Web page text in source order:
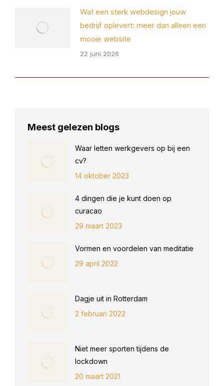
Wat een sterk webdesign jouw
bedrijf oplevert: meer dan alleen een
mooie website
22 juni 2026
Meest gelezen blogs
Waar letten werkgevers op bij een
cv?
14 oktober 2023
4 dingen die je kunt doen op
curacao
29 maart 2023
Vormen en voordelen van meditatie
29 april 2022
Dagje uit in Rotterdam
2 februari 2022
Niet meer sporten tijdens de
lockdown
20 maart 2021